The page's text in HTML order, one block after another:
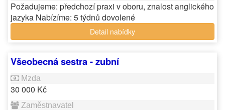
Požadujeme: předchozí praxi v oboru, znalost anglického
jazyka Nabízíme: 5 týdnů dovolené
Detail nabídky
Všeobecná sestra - zubní
30 000 Kč